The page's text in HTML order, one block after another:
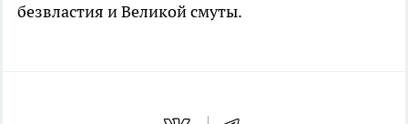
безвластия и Великой смуты.